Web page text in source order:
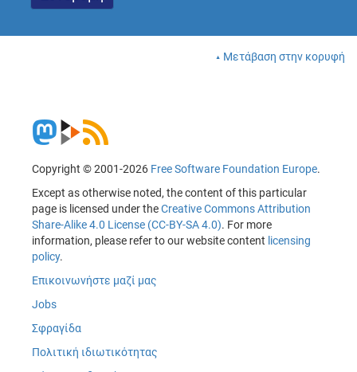
Μετάβαση στην κορυφή
Copyright © 2001-2026 Free Software Foundation Europe.
Except as otherwise noted, the content of this particular
page is licensed under theCreative Commons Attribution
Share-Alike 4.0 License (CC-BY-SA 4.0). For more
information, please refer to our website content licensing
policy.
Επικοινωνήστε μαζί μας
Jobs
Σφραγίδα
Πολιτική ιδιωτικότητας